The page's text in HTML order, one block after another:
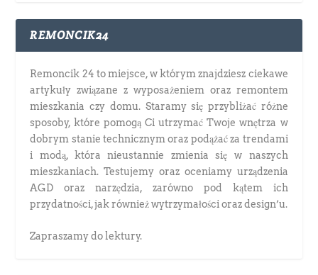
REMONCIK24
Remoncik 24 to miejsce, w którym znajdziesz ciekawe
artykuły związane z wyposażeniem oraz remontem
mieszkania czy domu. Staramy się przybliżać różne
sposoby, które pomogą Ci utrzymać Twoje wnętrza w
dobrym stanie technicznym oraz podążać za trendami
i modą, która nieustannie zmienia się w naszych
mieszkaniach. Testujemy oraz oceniamy urządzenia
AGD oraz narzędzia, zarówno pod kątem ich
przydatności, jak również wytrzymałości oraz design’u.
Zapraszamy do lektury.